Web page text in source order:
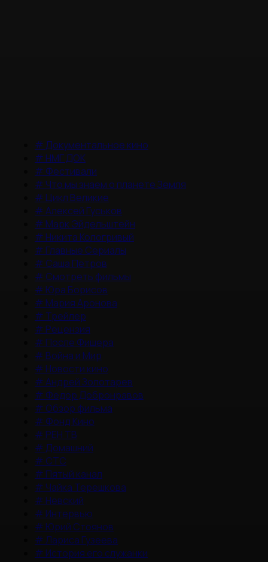
# Документальное кино
# НМГ ДОК
# Фестивали
# Что мы знаем о планете Земля
# Цикл Великие
#Алексей Гуськов
# Марк Эйдельштейн
# Никита Кологривый
# Главные Сериалы
# Саша Петров
# Смотреть фильмы
# Юра Борисов
# Мария Аронова
# Трейлер
# Рецензия
# После Фишера
# Война и Мир
# Новости кино
#Андрей Золотарев
# Федор Добронравов
# Обзор фильма
# Фонд Кино
# РЕН ТВ
# Домашний
# СТС
# Пятый канал
# Чайка Терешкова
# Невский
# Интервью
# Юрий Стоянов
#Лариса Гузеева
# История его служанки